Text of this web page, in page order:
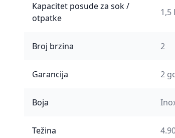
Kapacitet posude za sok /
otpatke
1,5 l
Broj brzina 2
Garancija 2
Boja
Težina